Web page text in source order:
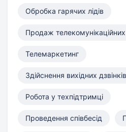
Обробка гарячих лідів
Продаж
Телемаркетинг
Здійснення вихідних дзвінків
Робота у техпідтримці
Проведення співбесід